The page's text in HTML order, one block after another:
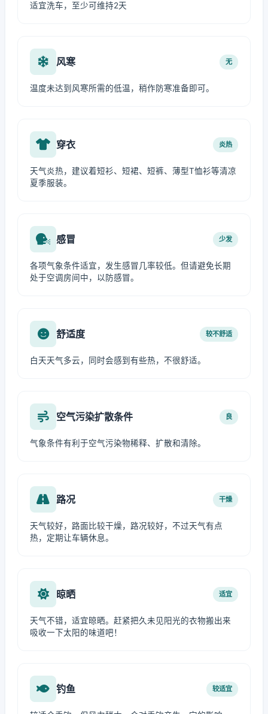
适宜洗车，至少可维持2天
风寒 无
温度未达到风寒所需的低温，稍作防寒准备即可。
穿衣 炎热
天气炎热，建议着短衫、短裙、短裤、薄型T恤衫等清凉
夏季服装。
感冒 少发
各项气象条件适宜，发生感冒几率较低。但请避免长期
处于空调房间中，以防感冒。
舒适度 较不舒适
白天天气多云，同时会感到有些热，不很舒适。
空气污染扩散条件 良
气象条件有利于空气污染物稀释、扩散和清除。
路况 干燥
天气较好，路面比较干燥，路况较好，不过天气有点
热，定期让车辆休息。
晾晒 适宜
天气不错，适宜晾晒。赶紧把久未见阳光的衣物搬出来
吸收一下太阳的味道吧！
钓鱼 较适宜